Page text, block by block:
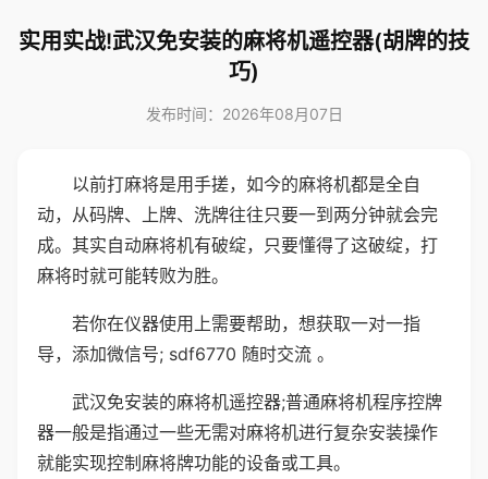
实用实战!武汉免安装的麻将机遥控器(胡牌的技
巧)
发布时间：2026年08月07日
以前打麻将是用手搓，如今的麻将机都是全自
动，从码牌、上牌、洗牌往往只要一到两分钟就会完
成。其实自动麻将机有破绽，只要懂得了这破绽，打
麻将时就可能转败为胜。
若你在仪器使用上需要帮助，想获取一对一指
导，添加微信号; sdf6770 随时交流 。
武汉免安装的麻将机遥控器;普通麻将机程序控牌
器一般是指通过一些无需对麻将机进行复杂安装操作
就能实现控制麻将牌功能的设备或工具。